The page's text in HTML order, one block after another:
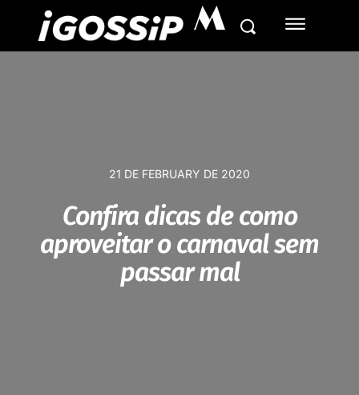
M
21 DE FEBRUARY DE 2020
Confira dicas de como
aproveitar o carnaval sem
passar mal